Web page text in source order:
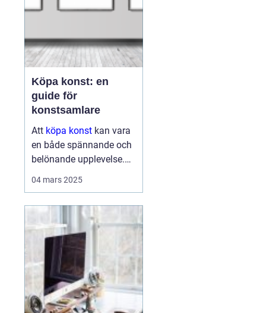
Köpa konst: en
guide för
konstsamlare
Att köpa konst kan vara
en både spännande och
belönande upplevelse.
att investera i något som
u...
04 mars 2025